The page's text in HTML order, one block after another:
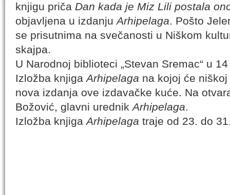
knjigu priča Dan kada je Miz Lili postala
objavljena u izdanjuArhipelaga. Pošto
se prisutnima na svečanosti u Niškom
skajpa.
U Narodnoj biblioteci „Stevan Sremac“ u
Izložba knjigaArhipelaga na kojoj će
nova izdanja ove izdavačke kuće. Na
Božović, glavni urednikArhipelaga.
Izložba knjigaArhipelaga traje od 23. do